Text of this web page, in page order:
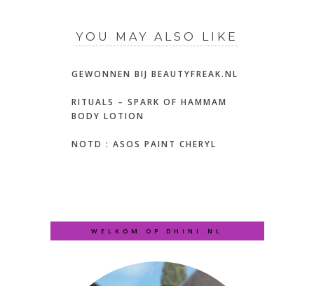
YOU MAY ALSO LIKE
GEWONNEN BIJ BEAUTYFREAK.NL
RITUALS – SPARK OF HAMMAM
BODY LOTION
NOTD : ASOS PAINT CHERYL
WELKOM OP DHINI.NL